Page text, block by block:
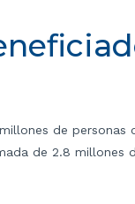
de
de 2.8 millones